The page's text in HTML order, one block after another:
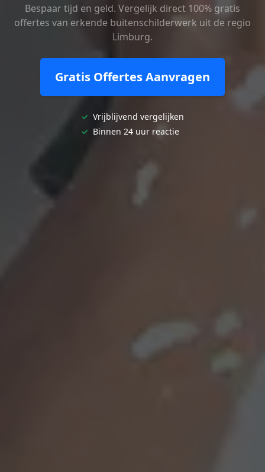
Bespaar tijd en geld. Vergelijk direct 100% gratis
offertes van erkende buitenschilderwerk uit de regio
Limburg.
Gratis Offertes Aanvragen
✓ Vrijblijvend vergelijken
✓ Binnen 24 uur reactie